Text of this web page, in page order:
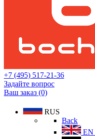
+7 (495) 517-21-36
Задайте вопрос
Ваш заказ (0)
RUS
Back
EN